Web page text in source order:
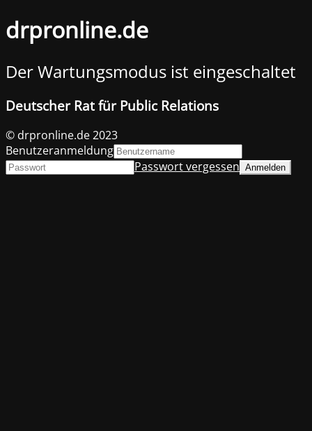
drpronline.de
Der Wartungsmodus ist eingeschaltet
Deutscher Rat für Public Relations
© drpronline.de 2023
Benutzeranmeldung
Passwort vergessen